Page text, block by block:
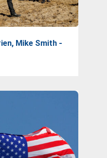
Mike Smith -